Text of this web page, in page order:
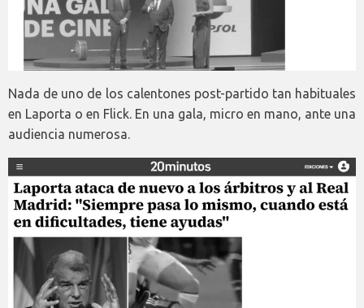
Nada de uno de los calentones post-partido tan habituales
en Laporta o en Flick. En una gala, micro en mano, ante una
audiencia numerosa.